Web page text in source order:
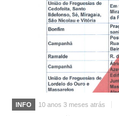
O GABINETE
APOIO AOS DESEMPREGADOS
APOIO ÀS EMPRESAS
OFERTAS DE EMPREGO
CONTACTO E HORÁRIO GIP
CONTACTOS
INFO 10 anos 3 meses atrás